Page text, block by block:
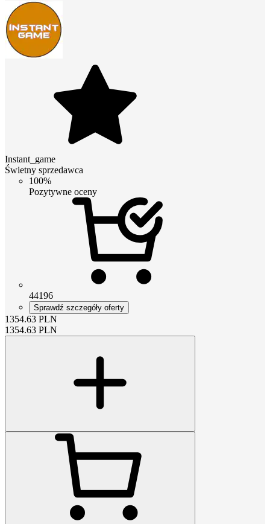
Instant_game
Świetny sprzedawca
100%
Pozytywne oceny
44196
Sprawdź szczegóły oferty
1354.63 PLN
1354.63 PLN